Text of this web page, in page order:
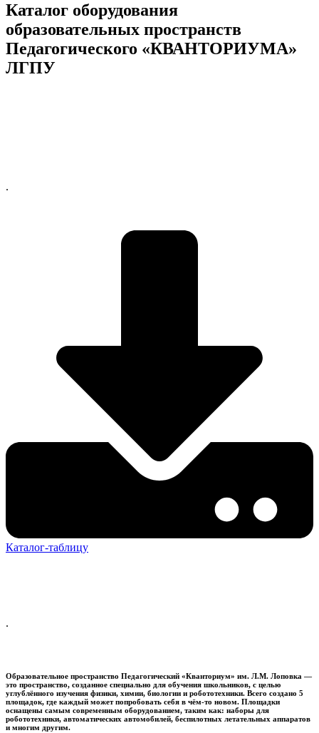
Каталог оборудования
образовательных пространств
Педагогического «КВАНТОРИУМА»
ЛГПУ
.
Каталог-таблицу
.
Образовательное пространство Педагогический «Кванториум» им. Л.М. Лоповка —
это пространство, созданное специально для обучения школьников, с целью
углублённого изучения физики, химии, биологии и робототехники. Всего создано 5
площадок, где каждый может попробовать себя в чём-то новом. Площадки
оснащены самым современным оборудованием, таким как: наборы для
робототехники, автоматических автомобилей, беспилотных летательных аппаратов
и многим другим.